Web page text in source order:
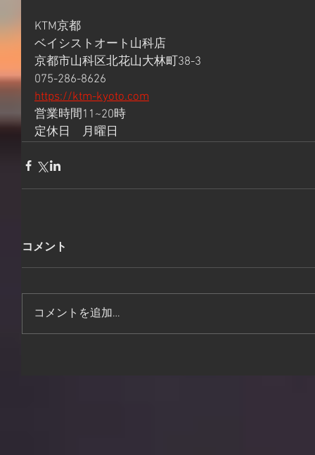
KTM京都
ベイシストオート山科店
京都市山科区北花山大林町38-3
075-286-8626
https://ktm-kyoto.com
営業時間11~20時
定休日　月曜日
コメント
コメントを追加…